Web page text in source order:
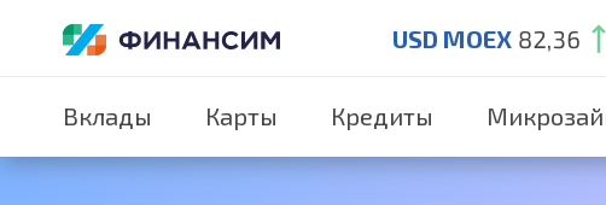
USD MOEX 82,36
Вклады Карты Кредиты